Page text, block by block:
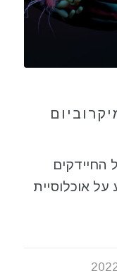
החיידקים
על אוכלוסיית